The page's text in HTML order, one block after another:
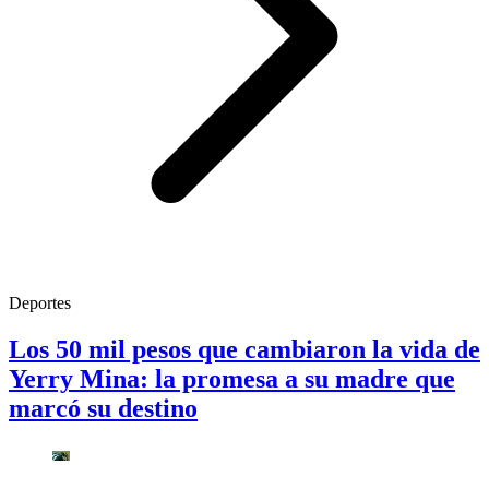
Deportes
Los 50 mil pesos que cambiaron la vida de
Yerry Mina: la promesa a su madre que
marcó su destino